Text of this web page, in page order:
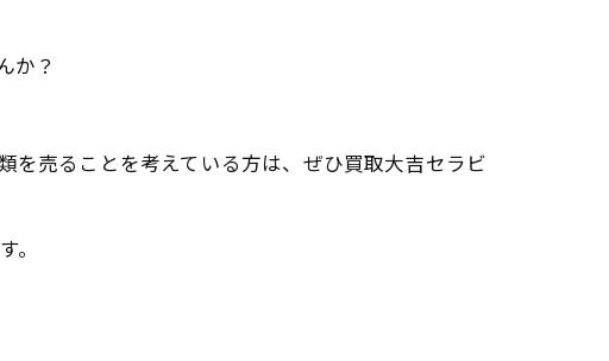
か？
を売ることを考えている方は、ぜひ買取大吉セラビ